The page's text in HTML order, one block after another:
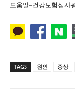
도움말=건강보험심사
TAGS 원인 증상